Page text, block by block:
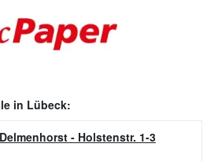
in Lübeck:
- Holstenstr. 1-3